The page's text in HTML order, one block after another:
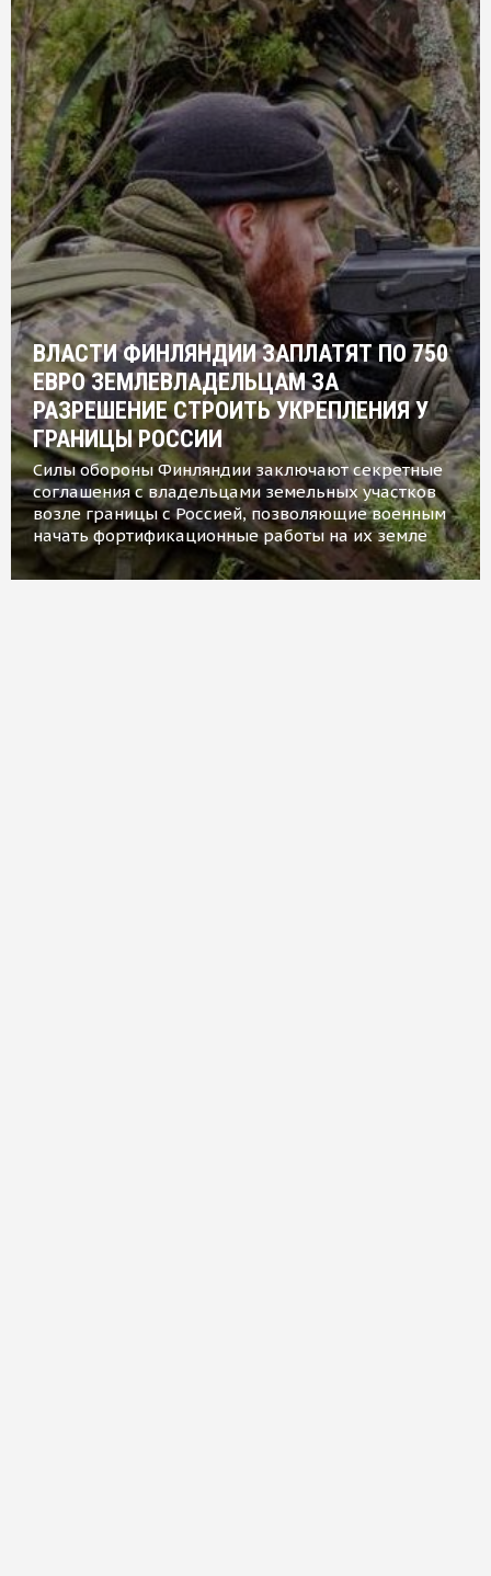
ВЛАСТИ ФИНЛЯНДИИ ЗАПЛАТЯТ ПО 750
ЕВРО ЗЕМЛЕВЛАДЕЛЬЦАМ ЗА
РАЗРЕШЕНИЕ СТРОИТЬ УКРЕПЛЕНИЯ У
ГРАНИЦЫ РОССИИ
Силы обороны Финляндии заключают секретные
соглашения с владельцами земельных участков
возле границы с Россией, позволяющие военным
начать фортификационные работы на их земле